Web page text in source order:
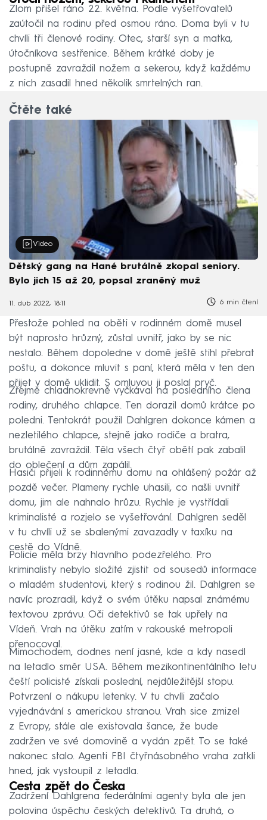
Zlom přišel ráno 22. května. Podle vyšetřovatelů
zaútočil na rodinu před osmou ráno. Doma byli v tu
chvíli tři členové rodiny. Otec, starší syn a matka,
útočníkova sestřenice. Během krátké doby je
postupně zavraždil nožem a sekerou, když každému
z nich zasadil hned několik smrtelných ran.
Čtěte také
Video
Dětský gang na Hané brutálně zkopal seniory.
Bylo jich 15 až 20, popsal zraněný muž
11. dub 2022, 18:11 6 min čtení
Přestože pohled na oběti v rodinném domě musel
být naprosto hrůzný, zůstal uvnitř, jako by se nic
nestalo. Během dopoledne v domě ještě stihl přebrat
poštu, a dokonce mluvit s paní, která měla v ten den
přijet v domě uklidit. S omluvou ji poslal pryč.
Zřejmě chladnokrevně vyčkával na posledního člena
rodiny, druhého chlapce. Ten dorazil domů krátce po
poledni. Tentokrát použil Dahlgren dokonce kámen a
nezletilého chlapce, stejně jako rodiče a bratra,
brutálně zavraždil. Těla všech čtyř obětí pak zabalil
do oblečení a dům zapálil.
Hasiči přijeli k rodinnému domu na ohlášený požár až
pozdě večer. Plameny rychle uhasili, co našli uvnitř
domu, jim ale nahnalo hrůzu. Rychle je vystřídali
kriminalisté a rozjelo se vyšetřování. Dahlgren seděl
v tu chvíli už se sbalenými zavazadly v taxíku na
cestě do Vídně.
Policie měla brzy hlavního podezřelého. Pro
kriminalisty nebylo složité zjistit od sousedů informace
o mladém studentovi, který s rodinou žil. Dahlgren se
navíc prozradil, když o svém útěku napsal známému
textovou zprávu. Oči detektivů se tak upřely na
Vídeň. Vrah na útěku zatím v rakouské metropoli
přenocoval.
Mimochodem, dodnes není jasné, kde a kdy nasedl
na letadlo směr USA. Během mezikontinentálního letu
čeští policisté získali poslední, nejdůležitější stopu.
Potvrzení o nákupu letenky. V tu chvíli začalo
vyjednávání s americkou stranou. Vrah sice zmizel
z Evropy, stále ale existovala šance, že bude
zadržen ve své domovině a vydán zpět. To se také
nakonec stalo. Agenti FBI čtyřnásobného vraha zatkli
hned, jak vystoupil z letadla.
Cesta zpět do Česka
Zadržení Dahlgrena federálními agenty byla ale jen
polovina úspěchu českých detektivů. Ta druhá, o